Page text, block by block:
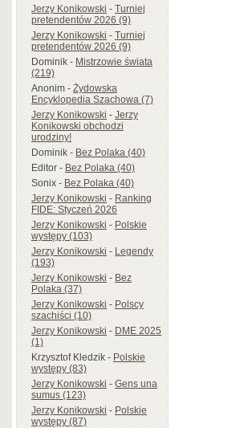
Jerzy Konikowski-Turniej
pretendentów 2026 (9)
Jerzy Konikowski-Turniej
pretendentów 2026 (9)
Dominik-Mistrzowie świata
(219)
Anonim-Żydowska
Encyklopedia Szachowa (7)
Jerzy Konikowski-Jerzy
Konikowski obchodzi
urodziny!
Dominik-Bez Polaka (40)
Editor-Bez Polaka (40)
Sonix-Bez Polaka (40)
Jerzy Konikowski-Ranking
FIDE: Styczeń 2026
Jerzy Konikowski-Polskie
występy (103)
Jerzy Konikowski-Legendy
(193)
Jerzy Konikowski-Bez
Polaka (37)
Jerzy Konikowski-Polscy
szachiści (10)
Jerzy Konikowski-DME 2025
(1)
Krzysztof Kledzik-Polskie
występy (83)
Jerzy Konikowski-Gens una
sumus (123)
Jerzy Konikowski-Polskie
występy (87)